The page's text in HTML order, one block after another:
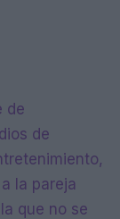
de
de
la pareja
que no se